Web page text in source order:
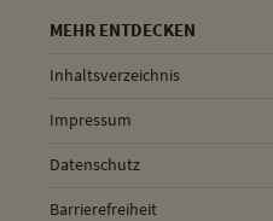
MEHR ENTDECKEN
Inhaltsverzeichnis
Impressum
Datenschutz
Barrierefreiheit